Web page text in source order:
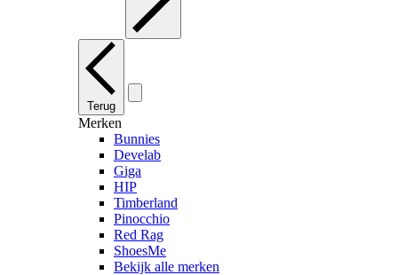
Terug
Merken
Bunnies
Develab
Giga
HIP
Timberland
Pinocchio
Red Rag
ShoesMe
Bekijk alle merken